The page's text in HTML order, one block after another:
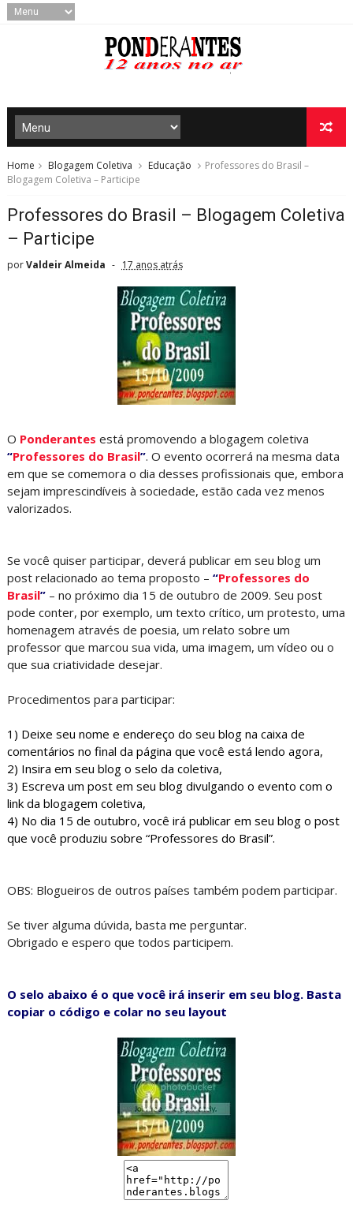
Home Blogagem Coletiva Educação
Professores do Brasil –
Blogagem Coletiva – Participe
Professores do Brasil – Blogagem Coletiva
– Participe
porValdeir Almeida 17 anos atrás
O Ponderantes está promovendo a blogagem coletiva
“Professores do Brasil”. O evento ocorrerá na mesma data
em que se comemora o dia desses profissionais que, embora
sejam imprescindíveis à sociedade, estão cada vez menos
valorizados.
Se você quiser participar, deverá publicar em seu blog um
post relacionado ao tema proposto – “Professores do
Brasil”– no próximo dia 15 de outubro de 2009. Seu post
pode conter, por exemplo, um texto crítico, um protesto, uma
homenagem através de poesia, um relato sobre um
professor que marcou sua vida, uma imagem, um vídeo ou o
que sua criatividade desejar.
Procedimentos para participar:
1) Deixe seu nome e endereço do seu blog na caixa de
comentários no final da página que você está lendo agora,
2) Insira em seu blog o selo da coletiva,
3) Escreva um post em seu blog divulgando o evento com o
link da blogagem coletiva,
4) No dia 15 de outubro, você irá publicar em seu blog o post
que você produziu sobre “Professores do Brasil”.
OBS: Blogueiros de outros países também podem participar.
Se tiver alguma dúvida, basta me perguntar.
Obrigado e espero que todos participem.
O selo abaixo é o que você irá inserir em seu blog. Basta
copiar o código e colar no seu layout